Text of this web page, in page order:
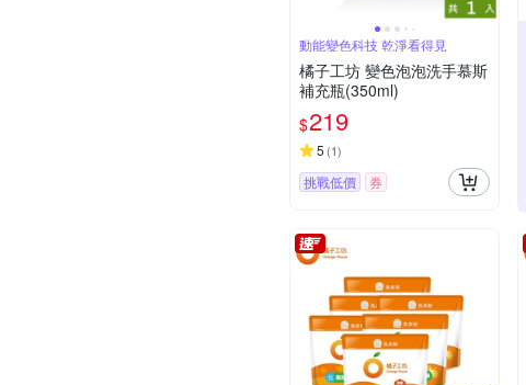
動能變色科技 乾淨看得見
橘子工坊 變色泡泡洗手慕斯
補充瓶(350ml)
$219
5 (1)
挑戰低價 券